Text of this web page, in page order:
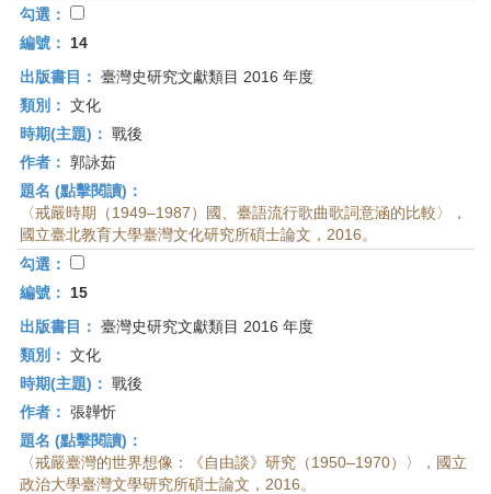
勾選：
編號：
14
出版書目： 臺灣史研究文獻類目 2016 年度
類別： 文化
時期(主題)： 戰後
作者： 郭詠茹
題名 (點擊閱讀)：
〈戒嚴時期（1949–1987）國、臺語流行歌曲歌詞意涵的比較〉，
國立臺北教育大學臺灣文化研究所碩士論文，2016。
勾選：
編號：
15
出版書目： 臺灣史研究文獻類目 2016 年度
類別： 文化
時期(主題)： 戰後
作者： 張韡忻
題名 (點擊閱讀)：
〈戒嚴臺灣的世界想像：《自由談》研究（1950–1970）〉，國立
政治大學臺灣文學研究所碩士論文，2016。